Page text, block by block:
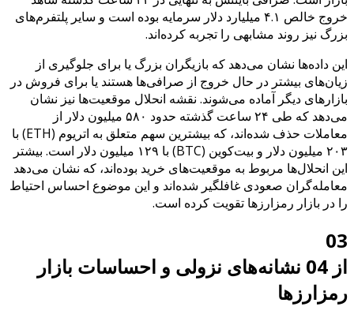
خروج خالص ۴.۱ میلیارد دلار سرمایه بوده است و سایر پلتفرم‌های
بزرگ نیز روند مشابهی را تجربه کرده‌اند.
این داده‌ها نشان می‌دهد که بازیگران بزرگ یا برای جلوگیری از
زیان‌های بیشتر در حال خروج از صرافی‌ها هستند یا برای فروش در
بازارهای دیگر آماده می‌شوند. نقشه انحلال موقعیت‌ها نیز نشان
می‌دهد که طی ۲۴ ساعت گذشته حدود ۵۸۰ میلیون دلار از
معاملات حذف شده‌اند، که بیشترین سهم متعلق به اتریوم (ETH) با
۲۰۳ میلیون دلار و بیت‌کوین (BTC) با ۱۲۹ میلیون دلار است. بیشتر
این انحلال‌ها مربوط به موقعیت‌های خرید بوده‌اند، که نشان می‌دهد
معامله‌گران صعودی غافلگیر شده‌اند و این موضوع احساس احتیاط
را در بازار رمزارزها تقویت کرده است.
03
از 04 نشانه‌های نزولی و احساسات بازار
رمزارزها